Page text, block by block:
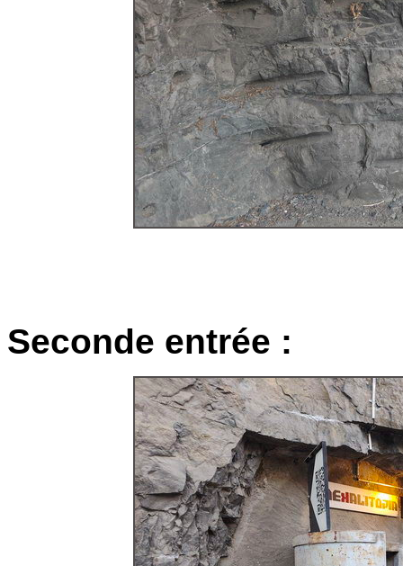
Seconde entrée :